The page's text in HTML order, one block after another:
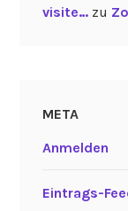
visite…zu
META
Anmelden
Eintrags-